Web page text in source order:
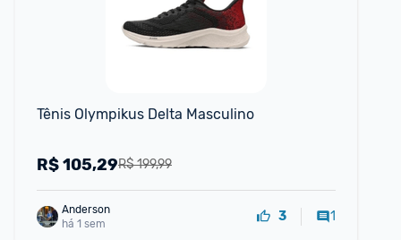
Tênis Olympikus Delta Masculino
R$ 199,99
R$105,29
Anderson
há 1 sem
3 1